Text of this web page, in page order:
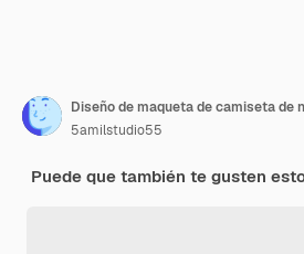
5amilstudio55
Puede que también te gusten